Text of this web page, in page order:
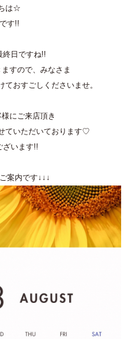
は☆
す!!
終日ですね!!
すので、みなさま
おすごしくださいませ。
にご来店頂き
ていただいております♡
ざいます!!
案内です↓↓↓